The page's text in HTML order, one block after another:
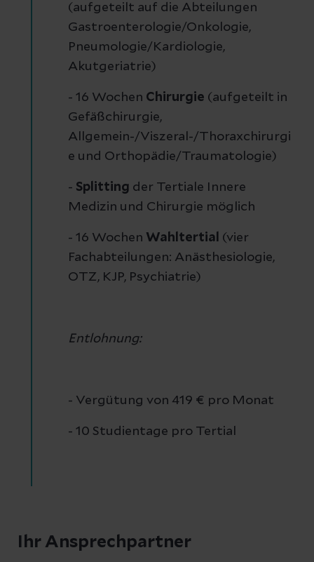
(aufgeteilt auf die Abteilungen
Gastroenterologie/Onkologie,
Pneumologie/Kardiologie,
Akutgeriatrie)
- 16 Wochen Chirurgie (aufgeteilt in
Gefäßchirurgie,
Allgemein-/Viszeral-/Thoraxchirurgi
e und Orthopädie/Traumatologie)
- Splitting der Tertiale Innere
Medizin und Chirurgie möglich
- 16 Wochen Wahltertial (vier
Fachabteilungen: Anästhesiologie,
OTZ, KJP, Psychiatrie)
Entlohnung:
- Vergütung von 419 € pro Monat
- 10 Studientage pro Tertial
Ihr Ansprechpartner